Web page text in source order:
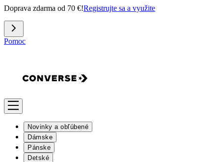
Doprava zdarma od 70 €!Registrujte sa a využite
Pomoc
Novinky a obľúbené
Dámske
Pánske
Detské